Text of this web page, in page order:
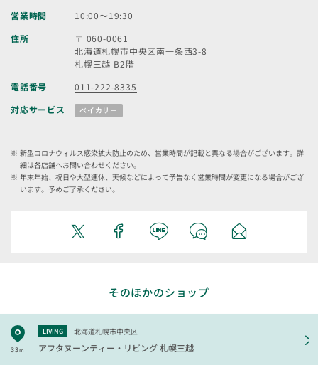
営業時間
10:00～19:30
住所
〒 060-0061
北海道札幌市中央区南一条西3-8
札幌三越 B2階
電話番号
011-222-8335
対応サービス
ベイカリー
新型コロナウィルス感染拡大防止のため、営業時間が記載と異なる場合がございます。詳
細は各店舗へお問い合わせください。
年末年始、祝日や大型連休、天候などによって予告なく営業時間が変更になる場合がござ
います。予めご了承ください。
そのほかのショップ
33m
LIVING 北海道札幌市中央区
アフタヌーンティー・リビング札幌三越